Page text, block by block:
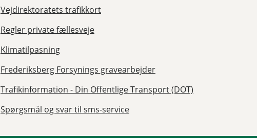
Vejdirektoratets trafikkort
Regler private fællesveje
Klimatilpasning
Frederiksberg Forsynings gravearbejder
Trafikinformation - Din Offentlige Transport (DOT)
Spørgsmål og svar til sms-service